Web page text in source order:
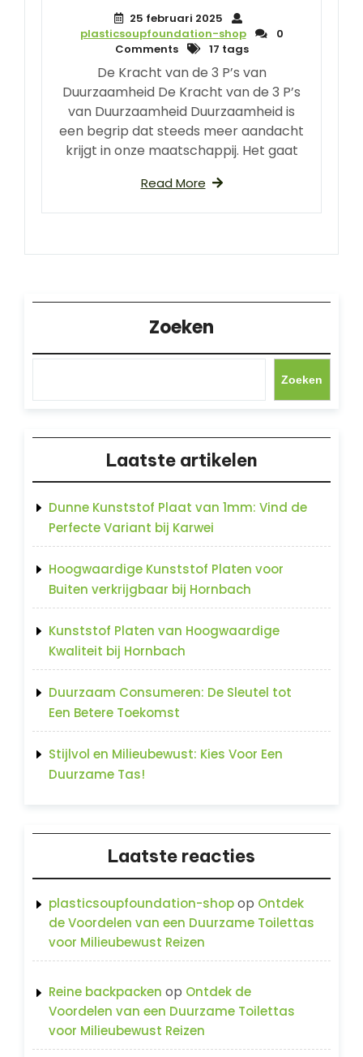
25 februari 2025
plasticsoupfoundation-shop
0
Comments
17 tags
De Kracht van de 3 P’s van
Duurzaamheid De Kracht van de 3 P’s
van Duurzaamheid Duurzaamheid is
een begrip dat steeds meer aandacht
krijgt in onze maatschappij. Het gaat
Read More
Zoeken
Zoeken
Laatste artikelen
Dunne Kunststof Plaat van 1mm: Vind de
Perfecte Variant bij Karwei
Hoogwaardige Kunststof Platen voor
Buiten verkrijgbaar bij Hornbach
Kunststof Platen van Hoogwaardige
Kwaliteit bij Hornbach
Duurzaam Consumeren: De Sleutel tot
Een Betere Toekomst
Stijlvol en Milieubewust: Kies Voor Een
Duurzame Tas!
Laatste reacties
plasticsoupfoundation-shopop Ontdek
de Voordelen van een Duurzame Toilettas
voor Milieubewust Reizen
Reine backpacken op Ontdek de
Voordelen van een Duurzame Toilettas
voor Milieubewust Reizen